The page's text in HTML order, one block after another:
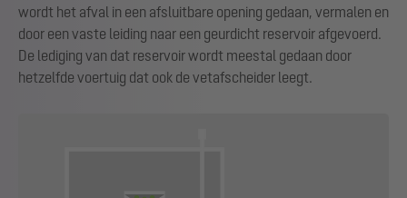
wordt het afval in een afsluitbare opening gedaan, vermalen en
door een vaste leiding naar een geurdicht reservoir afgevoerd.
De lediging van dat reservoir wordt meestal gedaan door
hetzelfde voertuig dat ook de vetafscheider leegt.